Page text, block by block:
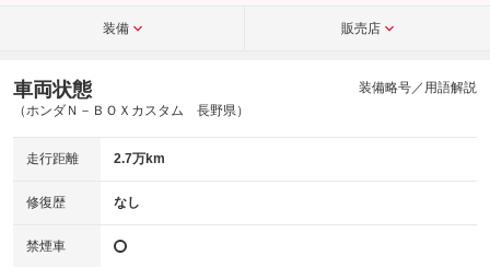
装備 販売店
車両状態
（ホンダＮ－ＢＯＸカスタム 長野県）
装備略号／用語解説
走行距離 2.7万km
修復歴 なし
禁煙車